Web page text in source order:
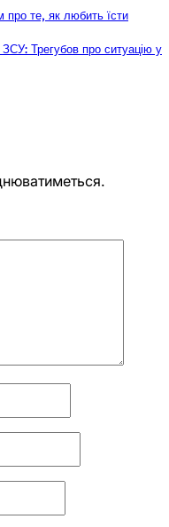
про те, як любить їсти
ЗСУ: Трегубов про ситуацію у